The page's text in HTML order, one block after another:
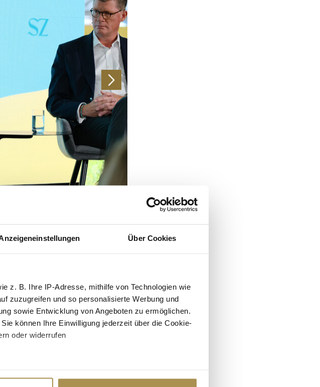
Über Cookies
z. B. Ihre IP-Adresse, mithilfe von Technologien wie
zuzugreifen und so personalisierte Werbung und
sowie Entwicklung von Angeboten zu ermöglichen.
können Ihre Einwilligung jederzeit über die Cookie-
oder widerrufen